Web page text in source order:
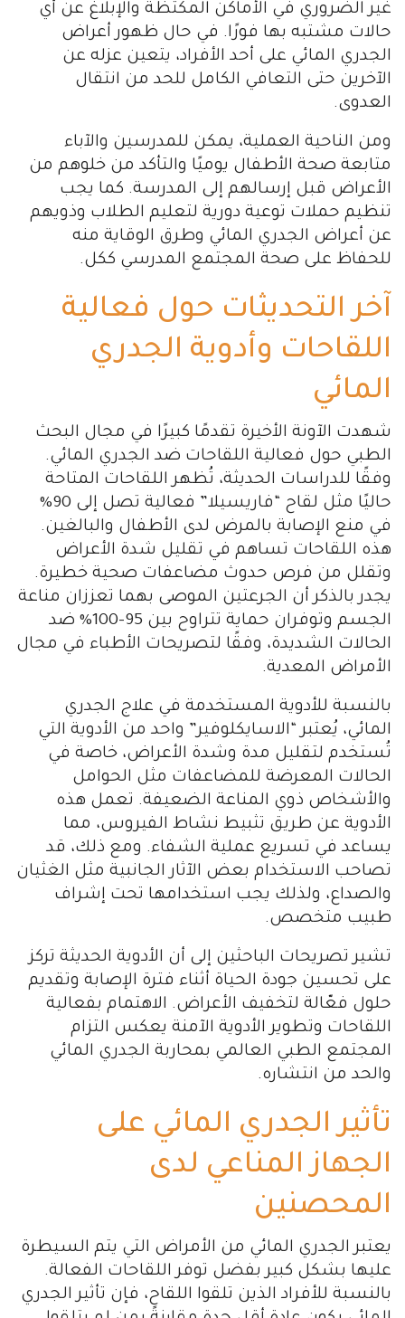
غير الضروري في الأماكن المكتظة والإبلاغ عن أي
حالات مشتبه بها فورًا. في حال ظهور أعراض
الجدري المائي على أحد الأفراد، يتعين عزله عن
الآخرين حتى التعافي الكامل للحد من انتقال
العدوى.
ومن الناحية العملية، يمكن للمدرسين والآباء
متابعة صحة الأطفال يوميًا والتأكد من خلوهم من
الأعراض قبل إرسالهم إلى المدرسة. كما يجب
تنظيم حملات توعية دورية لتعليم الطلاب وذويهم
عن أعراض الجدري المائي وطرق الوقاية منه
للحفاظ على صحة المجتمع المدرسي ككل.
آخر التحديثات حول فعالية
اللقاحات وأدوية الجدري
المائي
شهدت الآونة الأخيرة تقدمًا كبيرًا في مجال البحث
الطبي حول فعالية اللقاحات ضد الجدري المائي.
وفقًا للدراسات الحديثة، تُظهر اللقاحات المتاحة
حاليًا مثل لقاح “فاريسيلا” فعالية تصل إلى 90%
في منع الإصابة بالمرض لدى الأطفال والبالغين.
هذه اللقاحات تساهم في تقليل شدة الأعراض
وتقلل من فرص حدوث مضاعفات صحية خطيرة.
يجدر بالذكر أن الجرعتين الموصى بهما تعززان مناعة
الجسم وتوفران حماية تتراوح بين 95-100% ضد
الحالات الشديدة، وفقًا لتصريحات الأطباء في مجال
الأمراض المعدية.
بالنسبة للأدوية المستخدمة في علاج الجدري
المائي، يُعتبر “الاسايكلوفير” واحد من الأدوية التي
تُستخدم لتقليل مدة وشدة الأعراض، خاصة في
الحالات المعرضة للمضاعفات مثل الحوامل
والأشخاص ذوي المناعة الضعيفة. تعمل هذه
الأدوية عن طريق تثبيط نشاط الفيروس، مما
يساعد في تسريع عملية الشفاء. ومع ذلك، قد
تصاحب الاستخدام بعض الآثار الجانبية مثل الغثيان
والصداع، ولذلك يجب استخدامها تحت إشراف
طبيب متخصص.
تشير تصريحات الباحثين إلى أن الأدوية الحديثة تركز
على تحسين جودة الحياة أثناء فترة الإصابة وتقديم
حلول فعّالة لتخفيف الأعراض. الاهتمام بفعالية
اللقاحات وتطوير الأدوية الآمنة يعكس التزام
المجتمع الطبي العالمي بمحاربة الجدري المائي
والحد من انتشاره.
تأثير الجدري المائي على
الجهاز المناعي لدى
المحصنين
يعتبر الجدري المائي من الأمراض التي يتم السيطرة
عليها بشكل كبير بفضل توفر اللقاحات الفعالة.
بالنسبة للأفراد الذين تلقوا اللقاح، فإن تأثير الجدري